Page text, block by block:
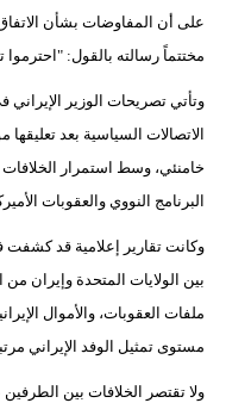
على أن المفاوضات بشأن الاتفاق
مختتماً رسالته بالقول: "احترموا
وتأتي تصريحات الوزير
الاتصالات السياسية بعد
خامنئي، وسط استمرار
البرنامج النووي والعقوبات
وكانت تقارير إعلامية قد
ملفات العقوبات، والأموال
مستوى تمثيل الوفد الإيراني
ولا تقتصر الخلافات بين الطرفين